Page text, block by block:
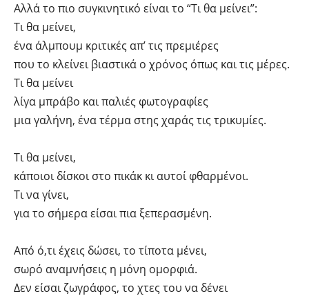
Αλλά το πιο συγκινητικό είναι το “Τι θα μείνει”:
Τι θα μείνει,
ένα άλμπουμ κριτικές απ’ τις πρεμιέρες
που το κλείνει βιαστικά ο χρόνος όπως και τις μέρες.
Τι θα μείνει
λίγα μπράβο και παλιές φωτογραφίες
μια γαλήνη, ένα τέρμα στης χαράς τις τρικυμίες.
Τι θα μείνει,
κάποιοι δίσκοι στο πικάκ κι αυτοί φθαρμένοι.
Τι να γίνει,
για το σήμερα είσαι πια ξεπερασμένη.
Από ό,τι έχεις δώσει, το τίποτα μένει,
σωρό αναμνήσεις η μόνη ομορφιά.
Δεν είσαι ζωγράφος, το χτες του να δένει